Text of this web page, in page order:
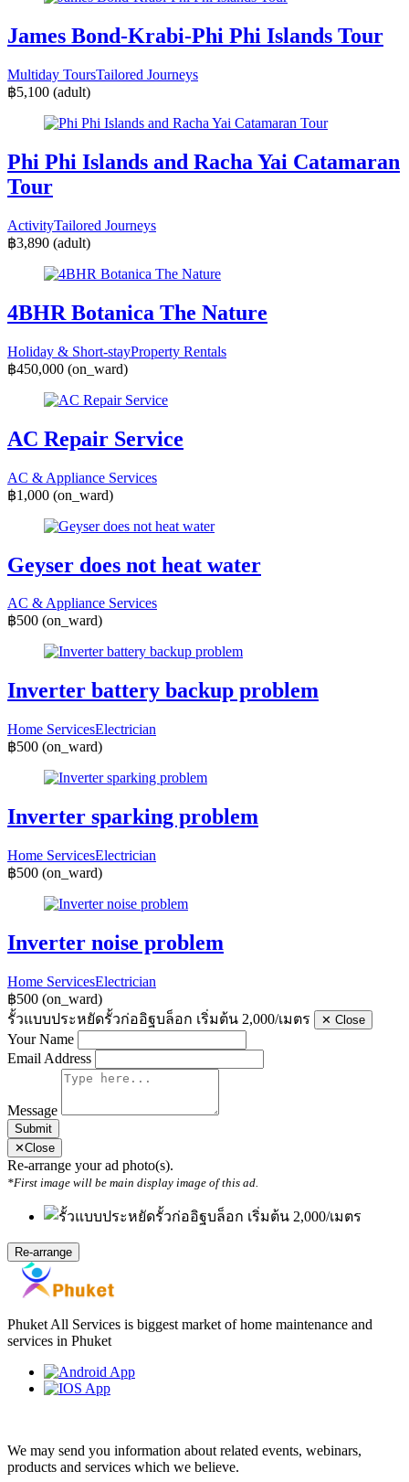
James Bond-Krabi-Phi Phi Islands Tour
Multiday ToursTailored Journeys
฿5,100 (adult)
Phi Phi Islands and Racha Yai Catamaran
Tour
ActivityTailored Journeys
฿3,890 (adult)
4BHR Botanica The Nature
Holiday & Short-stayProperty Rentals
฿450,000 (on_ward)
AC Repair Service
AC & Appliance Services
฿1,000 (on_ward)
Geyser does not heat water
AC & Appliance Services
฿500 (on_ward)
Inverter battery backup problem
Home ServicesElectrician
฿500 (on_ward)
Inverter sparking problem
Home ServicesElectrician
฿500 (on_ward)
Inverter noise problem
Home ServicesElectrician
฿500 (on_ward)
รั้วแบบประหยัดรั้วก่ออิฐบล็อก เริ่มต้น 2,000/เมตร
✕ Close
Your Name
Email Address
Message
Submit
✕Close
Re-arrange your ad photo(s).
*First image will be main display image of this ad.
Phuket All Services is biggest market of home maintenance and
services in Phuket
We may send you information about related events, webinars,
products and services which we believe.